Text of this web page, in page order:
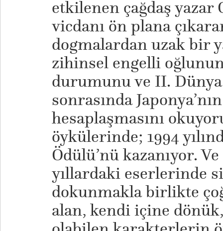
etkilenen çağdaş yazar
vicdanı ön plana
dogmalardan uzak bir
zihinsel engelli
durumunu ve II. Dünya
sonrasında
hesaplaşmasını
öykülerinde; 1994
Ödülü’nü kazanıyor.
yıllardaki eserlerinde
dokunmakla birlikte
alan, kendi içine